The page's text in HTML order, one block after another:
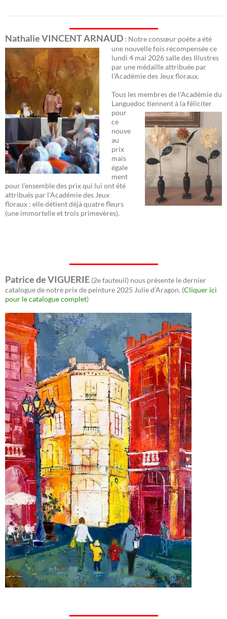
Nathalie VINCENT ARNAUD : Notre consœur poète a été
une nouvelle fois récompensée ce
lundi 4 mai 2026 salle des Illustres
par une médaille attribuée par
l’Académie des Jeux floraux.
Tous les membres de l’Académie du
Languedoc tiennent à la féliciter
pour
ce
nouve
au
prix
mais
égale
ment
pour l’ensemble des prix qui lui ont été
attribués par l’Académie des Jeux
floraux : elle détient déjà quatre fleurs
(une immortelle et trois primevères).
Patrice de VIGUERIE (2e fauteuil) nous présente le dernier
catalogue de notre prix de peinture 2025 Julie d’Aragon. (Cliquer ici
pour le catalogue complet)